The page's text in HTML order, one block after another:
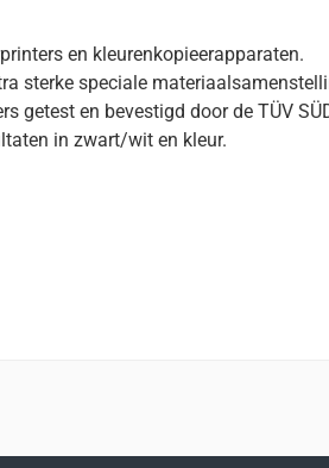
en kleurenkopieerapparaten.
sterke speciale
getest en bevestigd door de TÜV
in zwart/wit en kleur.